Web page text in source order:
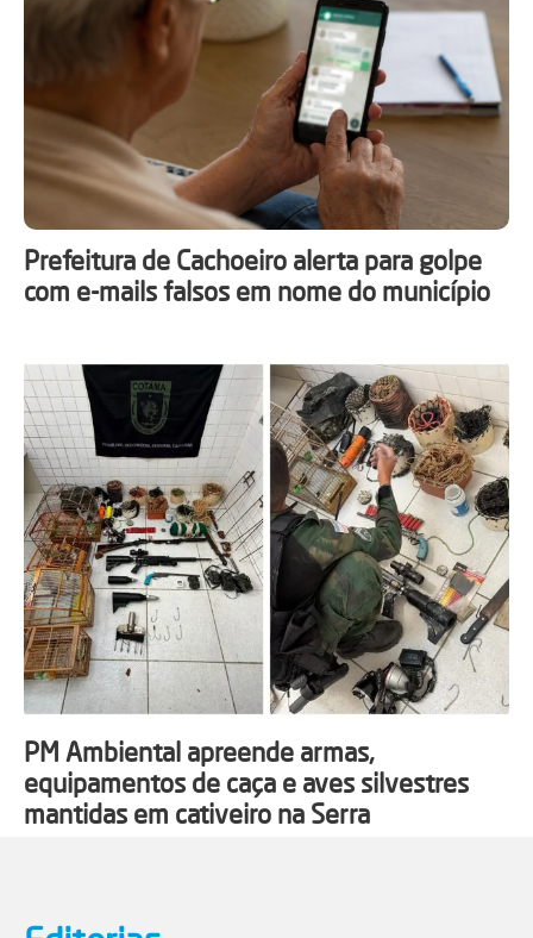
Prefeitura de Cachoeiro alerta para golpe
com e-mails falsos em nome do município
PM Ambiental apreende armas,
equipamentos de caça e aves silvestres
mantidas em cativeiro na Serra